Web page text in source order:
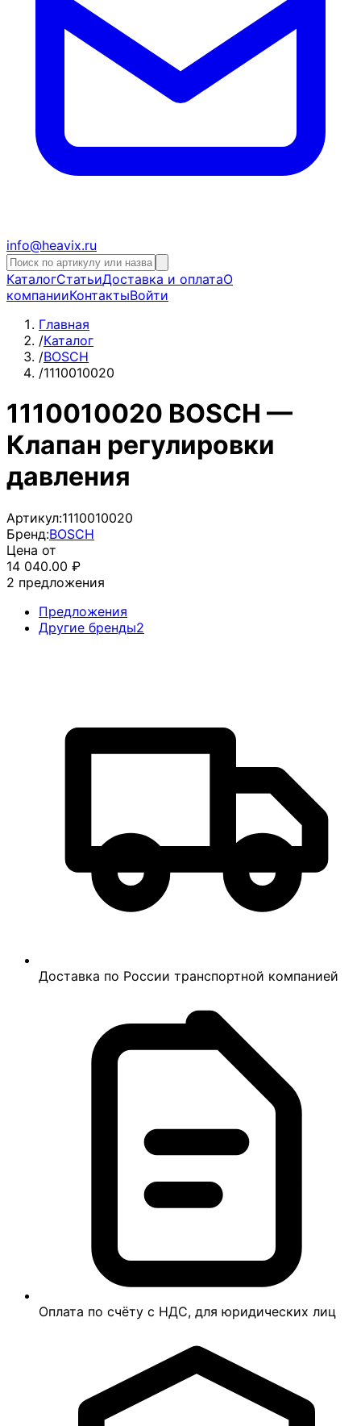
info@heavix.ru
КаталогСтатьиДоставка и оплатаО
компанииКонтактыВойти
Главная
/Каталог
/BOSCH
/1110010020
1110010020 BOSCH —
Клапан регулировки
давления
Артикул:1110010020
Бренд:BOSCH
Цена от
14 040.00 ₽
2 предложения
Предложения
Другие бренды2
Доставка по России транспортной компанией
Оплата по счёту с НДС, для юридических лиц